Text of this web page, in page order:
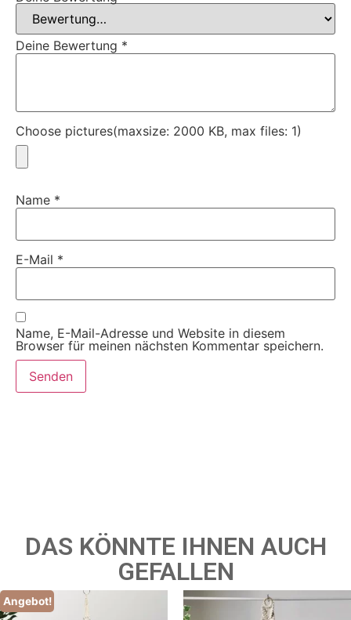
Deine Bewertung *
Choose pictures(maxsize: 2000 KB, max files: 1)
Name *
E-Mail *
Name, E-Mail-Adresse und Website in diesem
Browser für meinen nächsten Kommentar speichern.
DAS KÖNNTE IHNEN AUCH
GEFALLEN
Angebot!